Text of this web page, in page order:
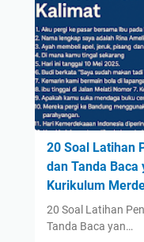
20 Soal Latihan
dan Tanda Baca
Kurikulum
20 Soal Latihan
Tanda Baca yan…